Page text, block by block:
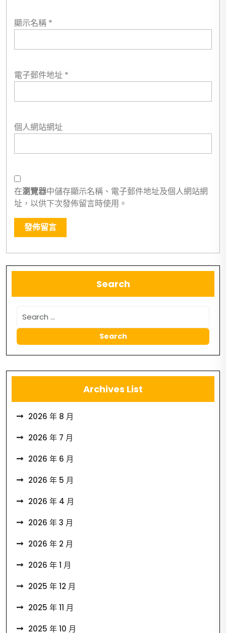
顯示名稱 *
電子郵件地址 *
個人網站網址
在瀏覽器中儲存顯示名稱、電子郵件地址及個人網站網
址，以供下次發佈留言時使用。
Search
Archives List
2026 年 8 月
2026 年 7 月
2026 年 6 月
2026 年 5 月
2026 年 4 月
2026 年 3 月
2026 年 2 月
2026 年 1 月
2025 年 12 月
2025 年 11 月
2025 年 10 月